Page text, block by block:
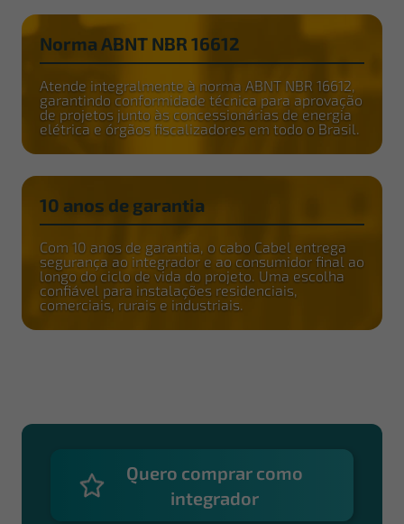
Norma ABNT NBR 16612
Atende integralmente à norma ABNT NBR 16612,
garantindo conformidade técnica para aprovação
de projetos junto às concessionárias de energia
elétrica e órgãos fiscalizadores em todo o Brasil.
10 anos de garantia
Com 10 anos de garantia, o cabo Cabel entrega
segurança ao integrador e ao consumidor final ao
longo do ciclo de vida do projeto. Uma escolha
confiável para instalações residenciais,
comerciais, rurais e industriais.
Quero comprar como
integrador